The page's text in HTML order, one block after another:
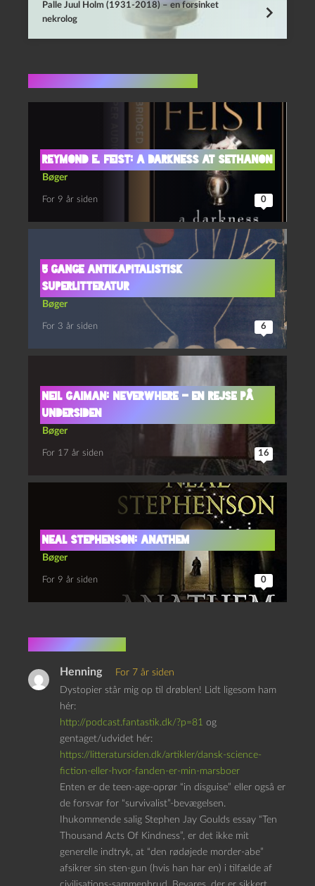
Palle Juul Holm (1931-2018) – en forsinket
nekrolog
Reymond E. Feist: A Darkness at Sethanon
Bøger
For 9 år siden 0
5 gange antikapitalistisk
superlitteratur
Bøger
For 3 år siden 6
Neil Gaiman: Neverwhere – en rejse på
undersiden
Bøger
For 17 år siden 16
Neal Stephenson: Anathem
Bøger
For 9 år siden 0
6 kommentarer
Henning
For 7 år siden
Dystopier står mig op til drøblen! Lidt ligesom ham
hér:
http://podcast.fantastik.dk/?p=81 og
gentaget/udvidet hér:
https://litteratursiden.dk/artikler/dansk-science-
fiction-eller-hvor-fanden-er-min-marsboer
Enten er de teen-age-oprør “in disguise” eller også er
de forsvar for “survivalist”-bevægelsen.
Ihukommende salig Stephen Jay Goulds essay “Ten
Thousand Acts Of Kindness”, er det ikke mit
generelle indtryk, at “den rødøjede morder-abe”
afsikrer sin sten-gun (hvis han har en) i tilfælde af